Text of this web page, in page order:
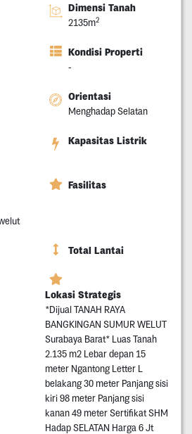
Dimensi Tanah
2135m2
Kondisi Properti
-
Orientasi
Menghadap Selatan
Kapasitas Listrik
Fasilitas
Total Lantai
Lokasi Strategis
*Dijual TANAH RAYA
BANGKINGAN SUMUR WELUT
Surabaya Barat* Luas Tanah
2.135 m2 Lebar depan 15
meter Ngantong Letter L
belakang 30 meter Panjang sisi
kiri 98 meter Panjang sisi
kanan 49 meter Sertifikat SHM
Hadap SELATAN Harga 6 Jt